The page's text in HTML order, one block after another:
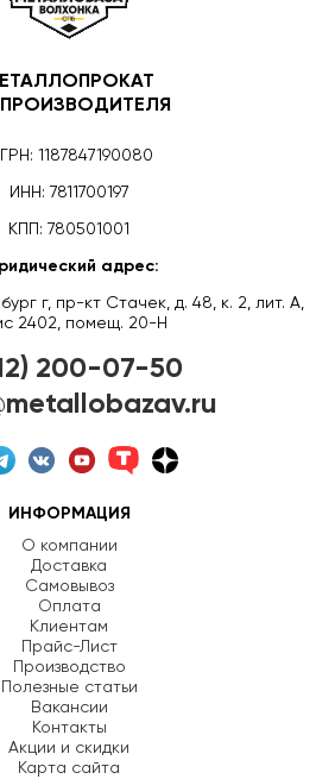
1187847190080
ИНН: 7811700197
КПП: 780501001
адрес:
г, пр-кт Стачек, д. 48, к. 2, лит. А,
2402, помещ. 20-Н
200-07-50
ИНФОРМАЦИЯ
О компании
Доставка
Самовывоз
Оплата
Клиентам
Прайс-Лист
Производство
Полезные статьи
Вакансии
Контакты
Акции и скидки
Карта сайта